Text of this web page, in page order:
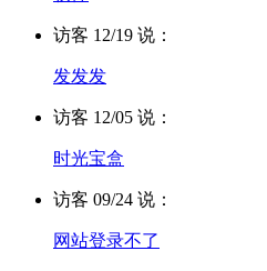
访客 12/19 说：
发发发
访客 12/05 说：
时光宝盒
访客 09/24 说：
网站登录不了